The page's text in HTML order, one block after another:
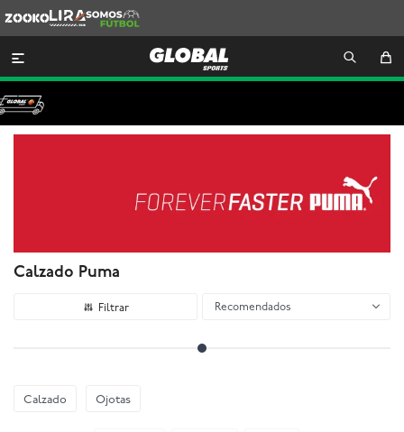
Lira
Somos
Futbol

Calzado Puma
Recomendados
Calzado Ojotas